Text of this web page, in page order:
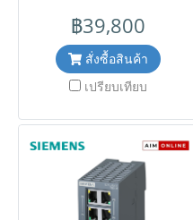
ราคาพิเศษและสอบถามข้อมูล
เพิ่มเติมติดต่อ Mobile : 063-
879-9917Line ID :
5290 (สินค้ายังไม่รวมภาษี
มูลค่าเพิ่ม,ค่าขนส่ง ,ราคาอาจมี
การเปลี่ยนแปลงได้ โดยไม่แจ้ง
ให้ทราบล่วงหน้า) #SI
฿39,800
สั่งซื้อสินค้า
เปรียบเทียบ